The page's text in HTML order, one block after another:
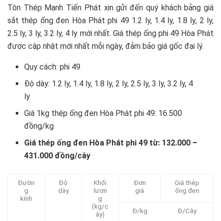
Tôn Thép Mạnh Tiến Phát xin gửi đến quý khách bảng giá
sắt thép ống đen Hòa Phát phi 49 1.2 ly, 1.4 ly, 1.8 ly, 2 ly,
2.5 ly, 3 ly, 3.2 ly, 4 ly mới nhất. Giá thép ống phi 49 Hòa Phát
được cập nhật mới nhất mỗi ngày, đảm bảo giá gốc đại lý.
Quy cách: phi 49
Độ dày: 1.2 ly, 1.4 ly, 1.8 ly, 2 ly, 2.5 ly, 3 ly, 3.2 ly, 4
ly
Giá 1kg thép ống đen Hòa Phát phi 49: 16.500
đồng/kg
Giá thép ống đen Hòa Phát phi 49 từ: 132.000 –
431.000 đồng/cây
Đườn
g
kính
Độ
dày
Khối
lượn
g
(kg/c
ây)
Đơn
giá
Giá thép
ống đen
Đ/kg Đ/Cây